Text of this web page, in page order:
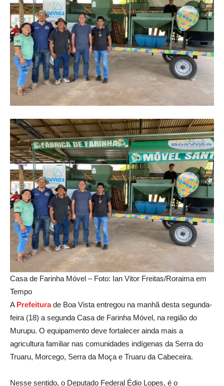
Casa de Farinha Móvel – Foto: Ian Vitor Freitas/Roraima em
Tempo
A Prefeiturade Boa Vista entregou na manhã desta segunda-
feira (18) a segunda Casa de Farinha Móvel, na região do
Murupu. O equipamento deve fortalecer ainda mais a
agricultura familiar nas comunidades indígenas da Serra do
Truaru, Morcego, Serra da Moça e Truaru da Cabeceira.
Nesse sentido, o Deputado Federal Édio Lopes, é o